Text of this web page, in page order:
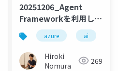
microsoftfoundry ai
20251206_Agent
Frameworkを利用し
た、Foundry Localと
Microsoft Foundryの
ハイブリッドエージェ
ント
azure ai
Hiroki
Nomura
269